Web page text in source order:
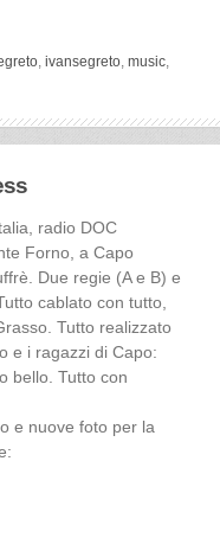
ivansegreto music
radio DOC
Forno, a Capo
Due regie (A e B) e
cablato con tutto,
Tutto realizzato
e i ragazzi di Capo:
bello. Tutto con
e nuove foto per la